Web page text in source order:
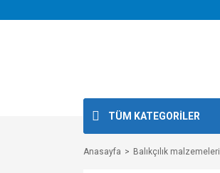
TÜM KATEGORİLER
Anasayfa Balıkçılık malzemeleri